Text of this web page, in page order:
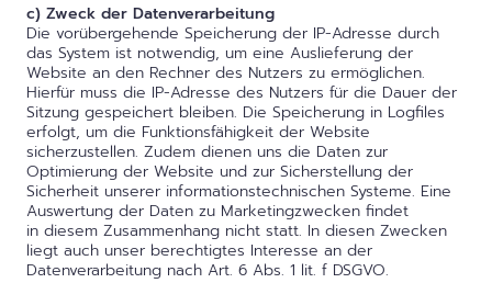
c) Zweck der Datenverarbeitung
Die vorübergehende Speicherung der IP-Adresse durch
das System ist notwendig, um eine Auslieferung der
Website an den Rechner des Nutzers zu ermöglichen.
Hierfür muss die IP-Adresse des Nutzers für die Dauer der
Sitzung gespeichert bleiben. Die Speicherung in Logfiles
erfolgt, um die Funktionsfähigkeit der Website
sicherzustellen. Zudem dienen uns die Daten zur
Optimierung der Website und zur Sicherstellung der
Sicherheit unserer informationstechnischen Systeme. Eine
Auswertung der Daten zu Marketingzwecken findet
in diesem Zusammenhang nicht statt. In diesen Zwecken
liegt auch unser berechtigtes Interesse an der
Datenverarbeitung nach Art. 6 Abs. 1 lit. f DSGVO.